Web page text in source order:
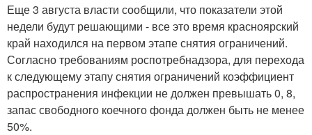
Еще 3 августа власти сообщили, что показатели этой
недели будут решающими - все это время красноярский
край находился на первом этапе снятия ограничений.
Согласно требованиям роспотребнадзора, для перехода
к следующему этапу снятия ограничений коэффициент
распространения инфекции не должен превышать 0, 8,
запас свободного коечного фонда должен быть не менее
50%.